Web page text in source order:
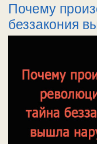
Почему
беззакония